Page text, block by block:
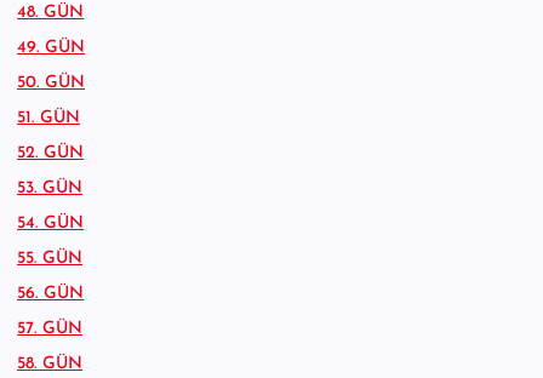
48. GÜN
49. GÜN
50. GÜN
51. GÜN
52. GÜN
53. GÜN
54. GÜN
55. GÜN
56. GÜN
57. GÜN
58. GÜN